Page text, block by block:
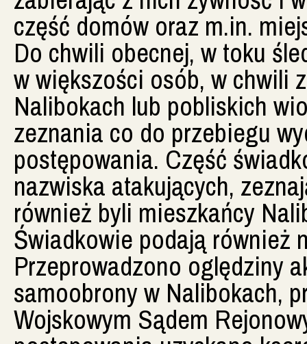
część domów oraz m.in.
Do chwili obecnej, w toku
w większości osób, w chwili
Nalibokach lub pobliskich
zeznania co do przebiegu
postępowania. Część
nazwiska atakujących,
również byli mieszkańcy
Świadkowie podają również
Przeprowadzono oględziny
samoobrony w Nalibokach,
Wojskowym Sądem